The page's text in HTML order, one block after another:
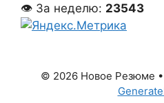
👁 За неделю: 23543
© 2026 Новое Резюме